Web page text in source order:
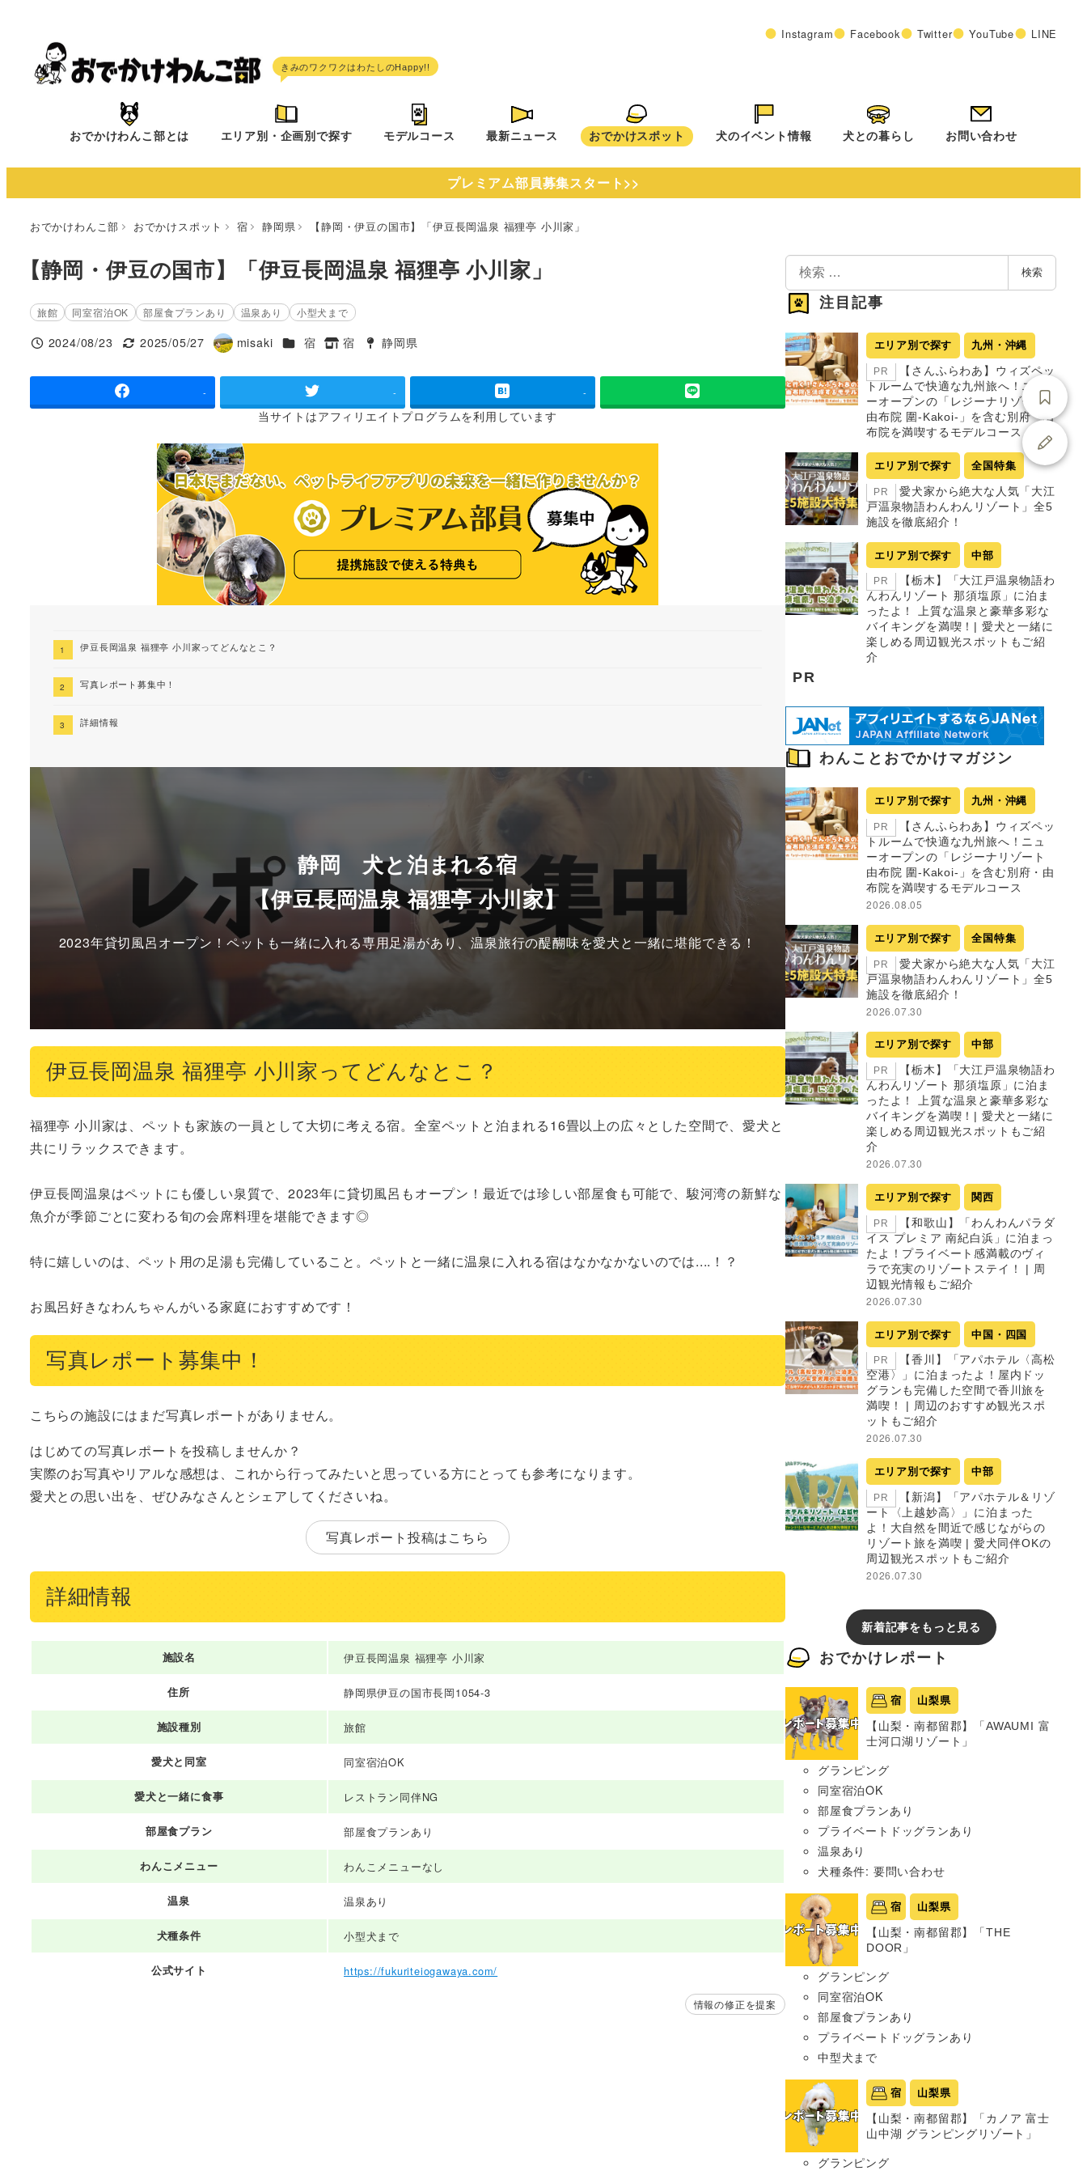
へ
Instagram Facebook Twitter YouTube LINE
おでかけわんこ部とは エリア別・企画別で探す モデルコース 最新ニュース おでかけスポット 犬のイベント情報 犬との暮らし お問い合わせ
プレミアム部員募集スタート>>
おでかけわんこ部 おでかけスポット 宿 静岡県 【静岡・伊豆の国市】「伊豆長岡温泉 福狸亭 小川家」
【静岡・伊豆の国市】「伊豆長岡温泉 福狸亭 小川家」
旅館 同室宿泊OK 部屋食プランあり 温泉あり 小型犬まで
投稿日
2024/08/23
更新日
2025/05/27
著
misaki 施設ジャンル
宿
タグ
宿
タグ
静岡県
- - -
当サイトはアフィリエイトプログラムを利用しています
伊豆長岡温泉 福狸亭 小川家ってどんなとこ？
写真レポート募集中！
詳細情報
静岡 犬と泊まれる宿
【伊豆長岡温泉 福狸亭 小川家】
2023年貸切風呂オープン！ペットも一緒に入れる専用足湯があり、温泉旅行の醍醐味を愛犬と一緒に堪能できる！
伊豆長岡温泉 福狸亭 小川家ってどんなとこ？
福狸亭 小川家は、ペットも家族の一員として大切に考える宿。全室ペットと泊まれる16畳以上の広々とした空間で、愛犬と
共にリラックスできます。
伊豆長岡温泉はペットにも優しい泉質で、2023年に貸切風呂もオープン！最近では珍しい部屋食も可能で、駿河湾の新鮮な
魚介が季節ごとに変わる旬の会席料理を堪能できます◎
特に嬉しいのは、ペット用の足湯も完備していること。ペットと一緒に温泉に入れる宿はなかなかないのでは....！？
お風呂好きなわんちゃんがいる家庭におすすめです！
写真レポート募集中！
こちらの施設にはまだ写真レポートがありません。
はじめての写真レポートを投稿しませんか？
実際のお写真やリアルな感想は、これから行ってみたいと思っている方にとっても参考になります。
愛犬との思い出を、ぜひみなさんとシェアしてくださいね。
写真レポート投稿はこちら
詳細情報
施設名 伊豆長岡温泉 福狸亭 小川家
住所 静岡県伊豆の国市長岡1054-3
施設種別 旅館
愛犬と同室 同室宿泊OK
愛犬と一緒に食事 レストラン同伴NG
部屋食プラン 部屋食プランあり
わんこメニュー わんこメニューなし
温泉 温泉あり
犬種条件 小型犬まで
公式サイト https://fukuriteiogawaya.com/
情報の修正を提案
検
索
検索
注目記事
エリア別で探す 九州・沖縄
PR
【さんふらわあ】ウィズペッ
トルームで快適な九州旅へ！ニュ
ーオープンの「レジーナリゾート
由布院 圍-Kakoi-」を含む別府・由
布院を満喫するモデルコース
エリア別で探す 全国特集
PR
愛犬家から絶大な人気「大江
戸温泉物語わんわんリゾート」全5
施設を徹底紹介！
エリア別で探す 中部
PR
【栃木】「大江戸温泉物語わ
んわんリゾート 那須塩原」に泊ま
ったよ！ 上質な温泉と豪華多彩な
バイキングを満喫！| 愛犬と一緒に
楽しめる周辺観光スポットもご紹
介
PR
わんことおでかけマガジン
エリア別で探す 九州・沖縄
PR
【さんふらわあ】ウィズペッ
トルームで快適な九州旅へ！ニュ
ーオープンの「レジーナリゾート
由布院 圍-Kakoi-」を含む別府・由
布院を満喫するモデルコース
2026.08.05
エリア別で探す 全国特集
PR
愛犬家から絶大な人気「大江
戸温泉物語わんわんリゾート」全5
施設を徹底紹介！
2026.07.30
エリア別で探す 中部
PR
【栃木】「大江戸温泉物語わ
んわんリゾート 那須塩原」に泊ま
ったよ！ 上質な温泉と豪華多彩な
バイキングを満喫！| 愛犬と一緒に
楽しめる周辺観光スポットもご紹
介
2026.07.30
エリア別で探す 関西
PR
【和歌山】「わんわんパラダ
イス プレミア 南紀白浜」に泊まっ
たよ！プライベート感満載のヴィ
ラで充実のリゾートステイ！ | 周
辺観光情報もご紹介
2026.07.30
エリア別で探す 中国・四国
PR
【香川】「アパホテル〈高松
空港〉」に泊まったよ！屋内ドッ
グランも完備した空間で香川旅を
満喫！ | 周辺のおすすめ観光スポ
ットもご紹介
2026.07.30
エリア別で探す 中部
PR
【新潟】「アパホテル＆リゾ
ート〈上越妙高〉」に泊まった
よ！大自然を間近で感じながらの
リゾート旅を満喫 | 愛犬同伴OKの
周辺観光スポットもご紹介
2026.07.30
新着記事をもっと見る
おでかけレポート
宿 山梨県
【山梨・南都留郡】「AWAUMI 富
士河口湖リゾート」
グランピング
同室宿泊OK
部屋食プランあり
プライベートドッグランあり
温泉あり
犬種条件: 要問い合わせ
宿 山梨県
【山梨・南都留郡】「THE
DOOR」
グランピング
同室宿泊OK
部屋食プランあり
プライベートドッグランあり
中型犬まで
宿 山梨県
【山梨・南都留郡】「カノア 富士
山中湖 グランピングリゾート」
グランピング